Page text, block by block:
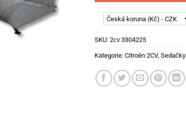
Česká koruna (Kč) - CZK
SKU: 2cv 3304225
Kategorie: Citroën 2CV, Sedačky